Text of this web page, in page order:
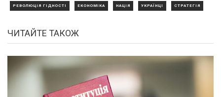
РЕВОЛЮЦІЯ ГІДНОСТІ ЕКОНОМІКА НАЦІЯ УКРАЇНЦІ СТРАТЕГІЯ
ЧИТАЙТЕ ТАКОЖ